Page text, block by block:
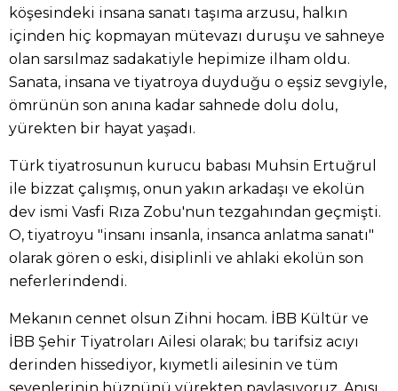
köşesindeki insana sanatı taşıma arzusu, halkın
içinden hiç kopmayan mütevazı duruşu ve sahneye
olan sarsılmaz sadakatiyle hepimize ilham oldu.
Sanata, insana ve tiyatroya duyduğu o eşsiz sevgiyle,
ömrünün son anına kadar sahnede dolu dolu,
yürekten bir hayat yaşadı.
Türk tiyatrosunun kurucu babası Muhsin Ertuğrul
ile bizzat çalışmış, onun yakın arkadaşı ve ekolün
dev ismi Vasfi Rıza Zobu'nun tezgahından geçmişti.
O, tiyatroyu "insanı insanla, insanca anlatma sanatı"
olarak gören o eski, disiplinli ve ahlaki ekolün son
neferlerindendi.
Mekanın cennet olsun Zihni hocam. İBB Kültür ve
İBB Şehir Tiyatroları Ailesi olarak; bu tarifsiz acıyı
derinden hissediyor, kıymetli ailesinin ve tüm